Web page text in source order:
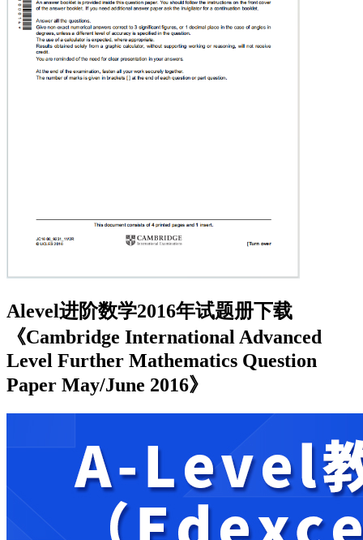
Alevel进阶数学2016年试题册下载
《Cambridge International Advanced
Level Further Mathematics Question
Paper May/June 2016》